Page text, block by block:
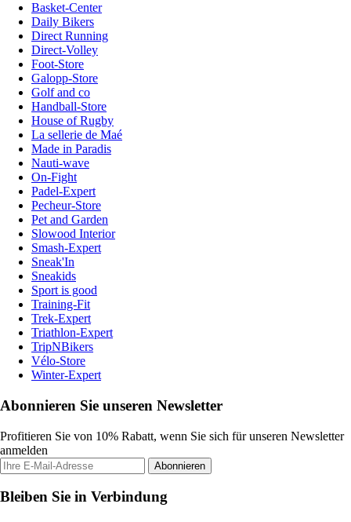
Basket-Center
Daily Bikers
Direct Running
Direct-Volley
Foot-Store
Galopp-Store
Golf and co
Handball-Store
House of Rugby
La sellerie de Maé
Made in Paradis
Nauti-wave
On-Fight
Padel-Expert
Pecheur-Store
Pet and Garden
Slowood Interior
Smash-Expert
Sneak'In
Sneakids
Sport is good
Training-Fit
Trek-Expert
Triathlon-Expert
TripNBikers
Vélo-Store
Winter-Expert
Abonnieren Sie unseren Newsletter
Profitieren Sie von 10% Rabatt, wenn Sie sich für unseren Newsletter
anmelden
Abonnieren
Bleiben Sie in Verbindung